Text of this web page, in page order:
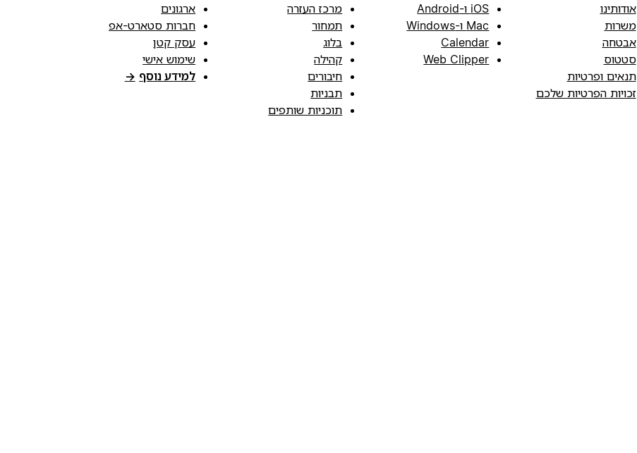
אודותינו
משרות
אבטחה
סטטוס
תנאים ופרטיות
זכויות הפרטיות שלכם
iOS ו-Android
Mac ו-Windows
Calendar
Web Clipper
מרכז העזרה
תמחור
בלוג
קהילה
חיבורים
תבניות
תוכניות שותפים
ארגונים
חברות סטארט-אפ
עסק קטן
שימוש אישי
למידע נוסף →